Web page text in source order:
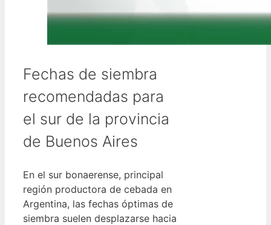
Fechas de siembra
recomendadas para
el sur de la provincia
de Buenos Aires
En el sur bonaerense, principal
región productora de cebada en
Argentina, las fechas óptimas de
siembra suelen desplazarse hacia